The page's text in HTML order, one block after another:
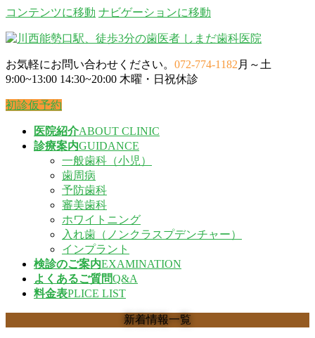
コンテンツに移動 ナビゲーションに移動
お気軽にお問い合わせください。 072-774-1182 月～土
9:00~13:00 14:30~20:00 木曜・日祝休診
初診仮予約
医院紹介ABOUT CLINIC
診療案内GUIDANCE
一般歯科（小児）
歯周病
予防歯科
審美歯科
ホワイトニング
入れ歯（ノンクラスプデンチャー）
インプラント
検診のご案内EXAMINATION
よくあるご質問Q&A
料金表PLICE LIST
新着情報一覧